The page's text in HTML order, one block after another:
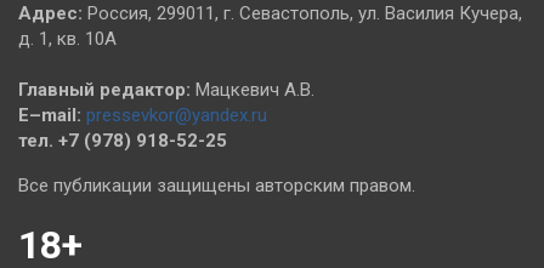
Адрес: Россия, 299011, г. Севастополь, ул. Василия Кучера,
д. 1, кв. 10А
Главный редактор: Мацкевич А.В.
E–mail: pressevkor@yandex.ru
тел. +7 (978) 918-52-25
Все публикации защищены авторским правом.
18+